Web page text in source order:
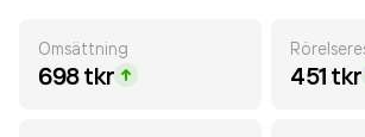
Omsättning
698 tkr 451 tkr